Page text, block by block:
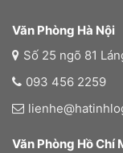
Văn Phòng Hà Nội
Số 25 ngõ 81
093 456 2259
Văn Phòng Hồ Chí